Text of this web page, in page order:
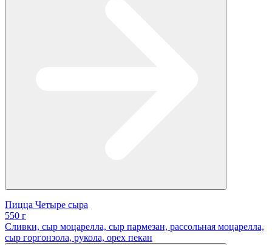
Пицца Четыре сыра
550 г
Сливки, сыр моцарелла, сыр пармезан, рассольная моцарелла,
сыр горгонзола, рукола, орех пекан